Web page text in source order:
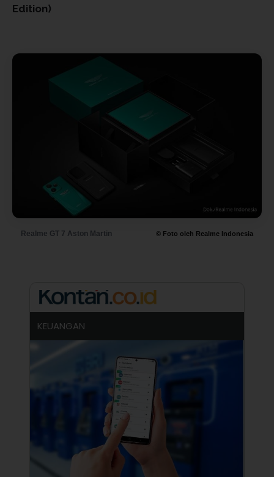
Edition)
Realme GT 7 Aston Martin © Foto oleh Realme Indonesia
KEUANGAN